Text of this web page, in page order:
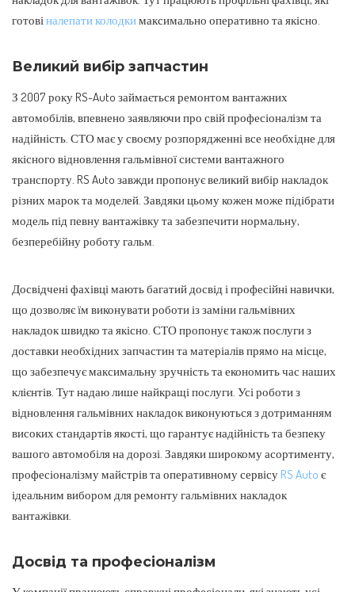
готові налепати колодкимаксимально оперативно та якісно.
Великий вибір запчастин
З 2007 року RS-Auto займається ремонтом вантажних
автомобілів, впевнено заявляючи про свій професіоналізм та
надійність. СТО має у своєму розпорядженні все необхідне для
якісного відновлення гальмівної системи вантажного
транспорту. RS Auto завжди пропонує великий вибір накладок
різних марок та моделей. Завдяки цьому кожен може підібрати
модель під певну вантажівку та забезпечити нормальну,
безперебійну роботу гальм.
Досвідчені фахівці мають багатий досвід і професійні навички,
що дозволяє їм виконувати роботи із заміни гальмівних
накладок швидко та якісно. СТО пропонує також послуги з
доставки необхідних запчастин та матеріалів прямо на місце,
що забезпечує максимальну зручність та економить час наших
клієнтів. Тут надаю лише найкращі послуги. Усі роботи з
відновлення гальмівних накладок виконуються з дотриманням
високих стандартів якості, що гарантує надійність та безпеку
вашого автомобіля на дорозі. Завдяки широкому асортименту,
професіоналізму майстрів та оперативному сервісу RS Auto є
ідеальним вибором для ремонту гальмівних накладок
вантажівки.
Досвід та професіоналізм